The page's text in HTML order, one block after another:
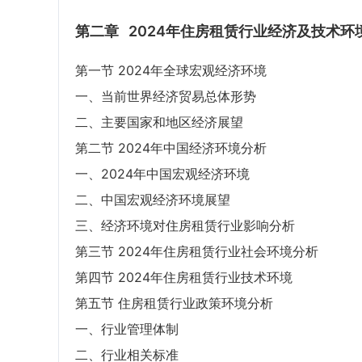
第二章 2024年住房租赁行业经济及技术环
第一节 2024年全球宏观经济环境
一、当前世界经济贸易总体形势
二、主要国家和地区经济展望
第二节 2024年中国经济环境分析
一、2024年中国宏观经济环境
二、中国宏观经济环境展望
三、经济环境对住房租赁行业影响分析
第三节 2024年住房租赁行业社会环境分析
第四节 2024年住房租赁行业技术环境
第五节 住房租赁行业政策环境分析
一、行业管理体制
二、行业相关标准